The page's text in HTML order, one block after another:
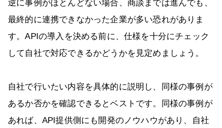
逆に事例がほとんどない場合、商談までは進んでも、
最終的に連携できなかった企業が多い恐れがありま
す。APIの導入を決める前に、仕様を十分にチェック
して自社で対応できるかどうかを見定めましょう。
自社で行いたい内容を具体的に説明し、同様の事例が
あるか否かを確認できるとベストです。同様の事例が
あれば、API提供側にも開発のノウハウがあり、自社